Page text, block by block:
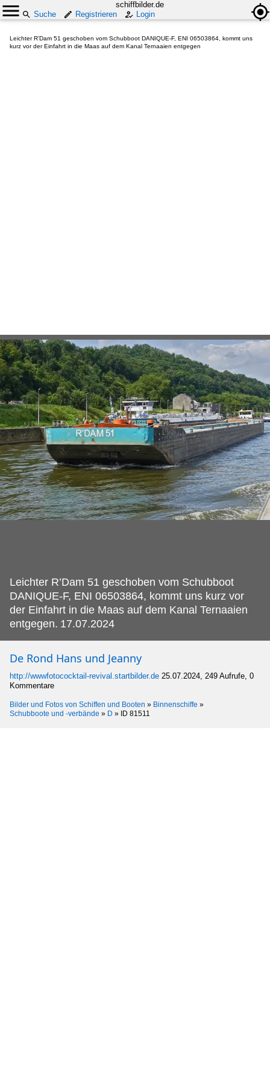
schiffbilder.de
Suche
Registrieren Login
Leichter R’Dam 51 geschoben vom Schubboot DANIQUE-F, ENI 06503864, kommt uns
kurz vor der Einfahrt in die Maas auf dem Kanal Ternaaien entgegen
Leichter R’Dam 51 geschoben vom Schubboot
DANIQUE-F, ENI 06503864, kommt uns kurz vor
der Einfahrt in die Maas auf dem Kanal Ternaaien
entgegen. 17.07.2024
De Rond Hans und Jeanny
http://wwwfotococktail-revival.startbilder.de 25.07.2024, 249 Aufrufe, 0
Kommentare
Bilder und Fotos von Schiffen und Booten » Binnenschiffe »
Schubboote und -verbände » D » ID 81511